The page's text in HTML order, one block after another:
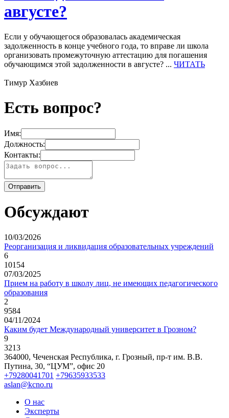
августе?
Если у обучающегося образовалась академическая
задолженность в конце учебного года, то вправе ли школа
организовать промежуточную аттестацию для погашения
обучающимся этой задолженности в августе? ... ЧИТАТЬ
Тимур Хазбиев
Есть вопрос?
Имя:
Должность:
Контакты:
Обсуждают
10/03/2026
Реорганизация и ликвидация образовательных учреждений
6
10154
07/03/2025
Прием на работу в школу лиц, не имеющих педагогического
образования
2
9584
04/11/2024
Каким будет Международный университет в Грозном?
9
3213
364000, Чеченская Республика, г. Грозный, пр-т им. В.В.
Путина, 30, “ЦУМ”, офис 20
+79280041701 +79635933533
aslan@kcno.ru
О нас
Эксперты